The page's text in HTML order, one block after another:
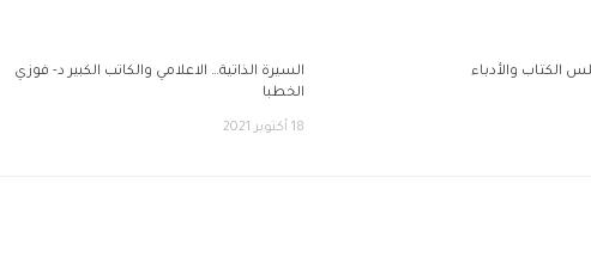
الكتاب والأدباء
السيرة الذاتية… الاعلامي والكاتب الكبير د- فوزي
الخطبا
18 أكتوبر 2021